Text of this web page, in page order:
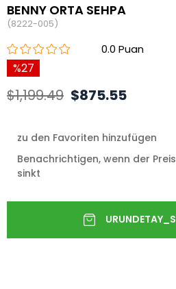
BENNY ORTA SEHPA
(8222-005)
0.0
27
$1,199.49 $875.55
zu den Favoriten hinzufügen
Benachrichtigen, wenn der Preis
sinkt